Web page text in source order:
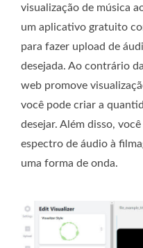
visualização de música
um aplicativo gratuito
para fazer upload de
desejada. Ao contrário
web promove
você pode criar a
desejar. Além disso,
espectro de áudio à
uma forma de onda.